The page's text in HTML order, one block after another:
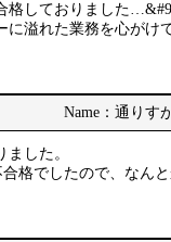
格しておりました
に溢れた業務を心がけ
Name：通りす
した。
格でしたので、なん